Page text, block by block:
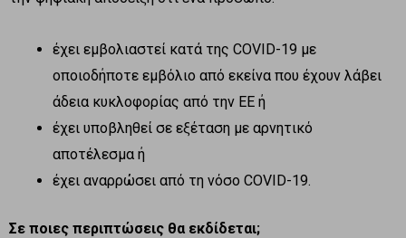
έχει εμβολιαστεί κατά της COVID-19 με
οποιοδήποτε εμβόλιο από εκείνα που έχουν λάβει
άδεια κυκλοφορίας από την ΕΕ ή
έχει υποβληθεί σε εξέταση με αρνητικό
αποτέλεσμα ή
έχει αναρρώσει από τη νόσο COVID-19.
Σε ποιες περιπτώσεις θα εκδίδεται;